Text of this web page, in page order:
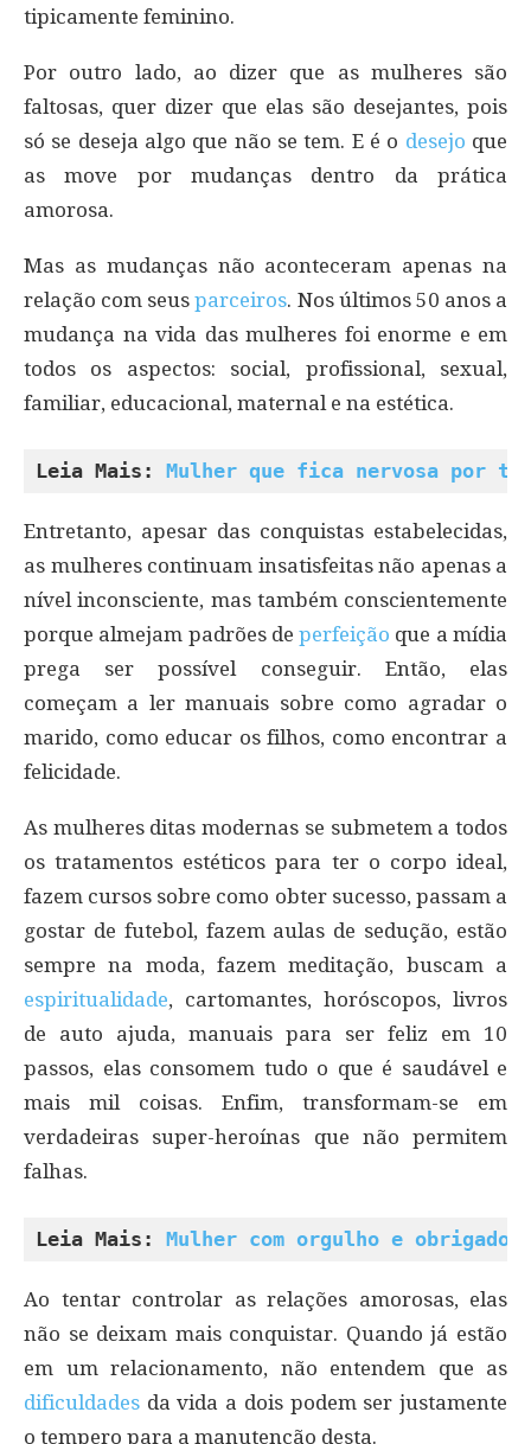
tipicamente feminino.
Por outro lado, ao dizer que as mulheres são
faltosas, quer dizer que elas são desejantes, pois
só se deseja algo que não se tem. E é o desejo que
as move por mudanças dentro da prática
amorosa.
Mas as mudanças não aconteceram apenas na
relação com seusparceiros. Nos últimos 50 anos a
mudança na vida das mulheres foi enorme e em
todos os aspectos: social, profissional, sexual,
familiar, educacional, maternal e na estética.
Leia Mais: Mulher que fica nervosa por
Entretanto, apesar das conquistas estabelecidas,
as mulheres continuam insatisfeitas não apenas a
nível inconsciente, mas também conscientemente
porque almejam padrões deperfeição que a mídia
prega ser possível conseguir. Então, elas
começam a ler manuais sobre como agradar o
marido, como educar os filhos, como encontrar a
felicidade.
As mulheres ditas modernas se submetem a todos
os tratamentos estéticos para ter o corpo ideal,
fazem cursos sobre como obter sucesso, passam a
gostar de futebol, fazem aulas de sedução, estão
sempre na moda, fazem meditação, buscam a
espiritualidade, cartomantes, horóscopos, livros
de auto ajuda, manuais para ser feliz em 10
passos, elas consomem tudo o que é saudável e
mais mil coisas. Enfim, transformam-se em
verdadeiras super-heroínas que não permitem
falhas.
Leia Mais: Mulher com orgulho e obrigado
Ao tentar controlar as relações amorosas, elas
não se deixam mais conquistar. Quando já estão
em um relacionamento, não entendem que as
dificuldades da vida a dois podem ser justamente
o tempero para a manutenção desta.